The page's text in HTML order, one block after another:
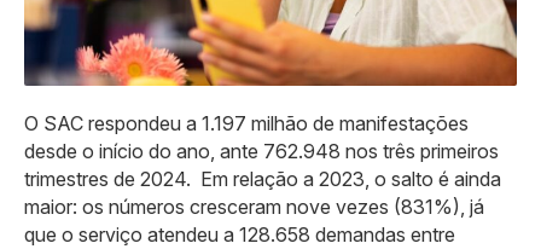
O SAC respondeu a 1.197 milhão de manifestações
desde o início do ano, ante 762.948 nos três primeiros
trimestres de 2024. Em relação a 2023, o salto é ainda
maior: os números cresceram nove vezes (831%), já
que o serviço atendeu a 128.658 demandas entre